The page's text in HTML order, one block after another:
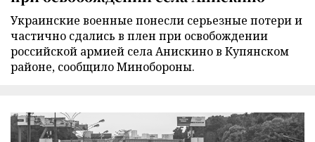
Украинские военные понесли серьезные потери и
частично сдались в плен при освобождении
российской армией села Анискино в Купянском
районе, сообщило Минобороны.